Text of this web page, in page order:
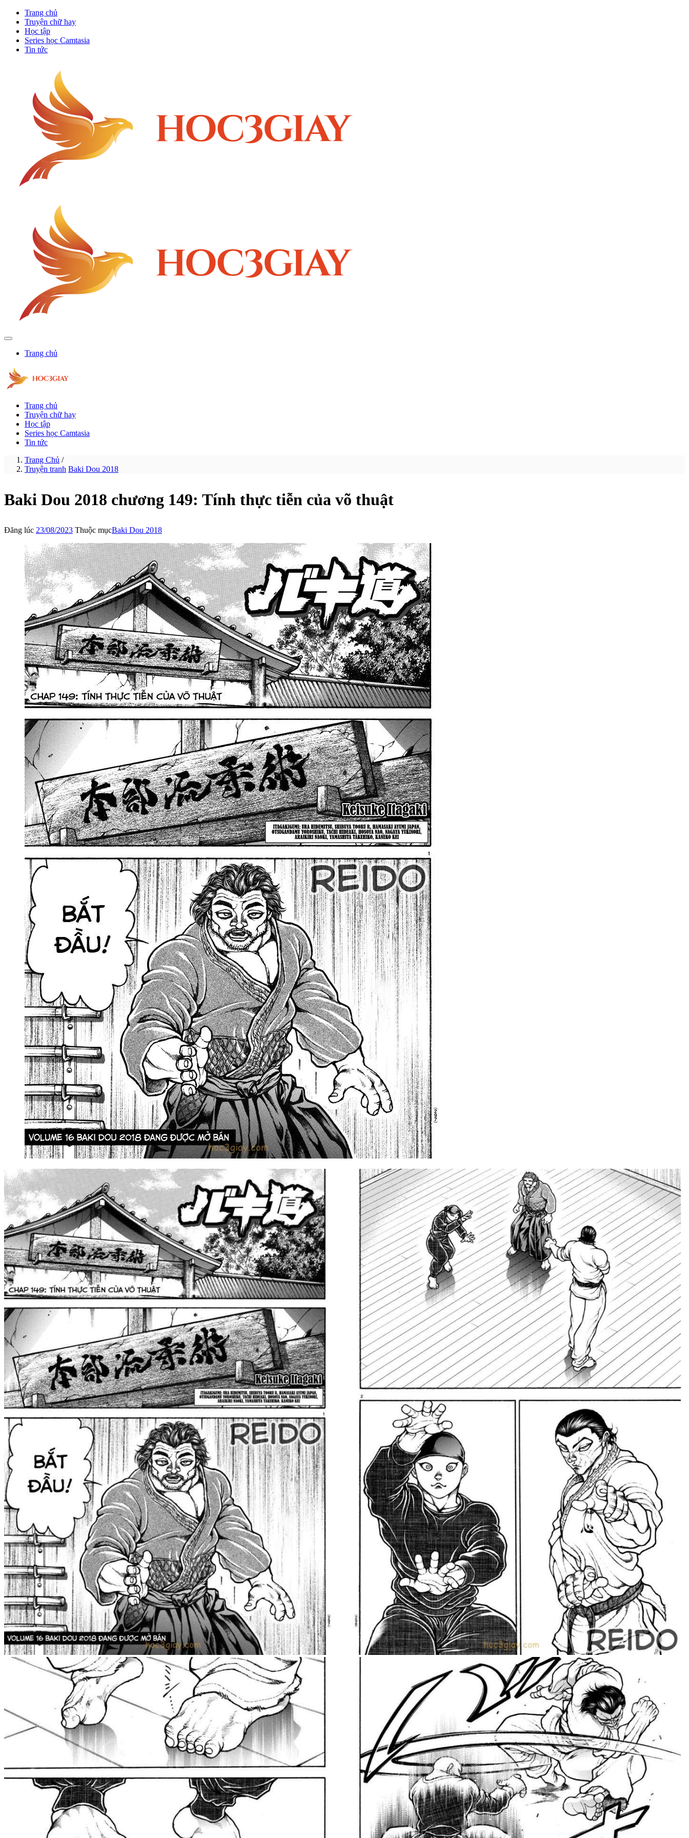
Trang chủ
Truyện chữ hay
Học tập
Series học Camtasia
Tin tức
Trang chủ
Trang chủ
Truyện chữ hay
Học tập
Series học Camtasia
Tin tức
Trang Chủ /
Truyện tranh Baki Dou 2018
Baki Dou 2018 chương 149: Tính thực tiễn của võ thuật
Đăng lúc 23/08/2023 Thuộc mụcBaki Dou 2018